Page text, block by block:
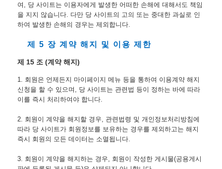
여, 당 사이트는 이용자에게 발생한 어떠한 손해에 대해서도 책임
을 지지 않습니다. 다만 당 사이트의 고의 또는 중대한 과실로 인
하여 발생한 손해의 경우는 제외합니다.
제 5 장 계약 해지 및 이용 제한
제 15 조 (계약 해지)
1. 회원은 언제든지 마이페이지 메뉴 등을 통하여 이용계약 해지
신청을 할 수 있으며, 당 사이트는 관련법 등이 정하는 바에 따라
이를 즉시 처리하여야 합니다.
2. 회원이 계약을 해지할 경우, 관련법령 및 개인정보처리방침에
따라 당 사이트가 회원정보를 보유하는 경우를 제외하고는 해지
즉시 회원의 모든 데이터는 소멸됩니다.
3. 회원이 계약을 해지하는 경우, 회원이 작성한 게시물(공용게시